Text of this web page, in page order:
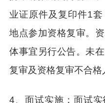
业证原件及复印件1
地点参加资格复审。
体事宜另行公告。未
复审及资格复审不合格
4、面试实施：面试